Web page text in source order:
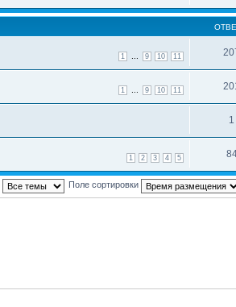
1 9 10 11
1 9 10 11
1
1 2 3 4 5
Поле сортировки